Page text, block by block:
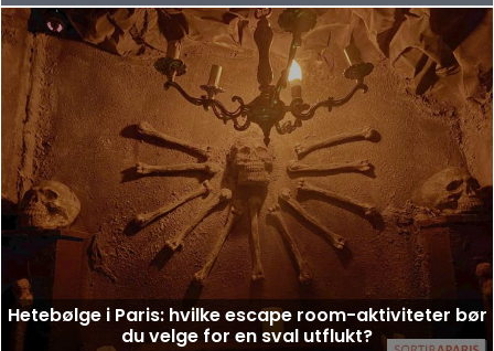
Hetebølge i Paris: hvilke escape room-aktiviteter bør
du velge for en sval utflukt?